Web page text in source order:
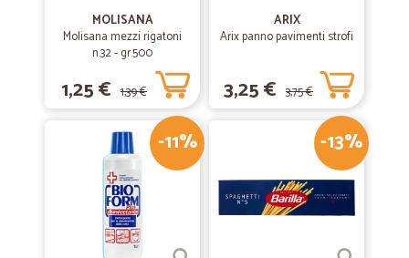
MOLISANA
Molisana mezzi rigatoni
n.32 - gr.500
1,25 € 1,39 €
ARIX
Arix panno pavimenti strofi
3,25 € 3,75 €
-11% -13%